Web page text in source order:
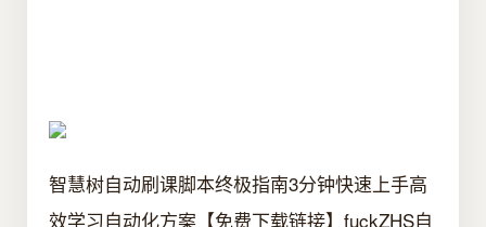
智慧树自动刷课脚本终极指南3分钟快速上手高
效学习自动化方案【免费下载链接】fuckZHS自